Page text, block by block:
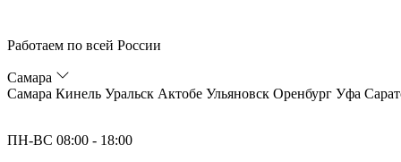
Работаем по всей России
Самара
Самара Кинель Уральск Актобе Ульяновск Оренбург Уфа
ПН-ВС 08:00 - 18:00